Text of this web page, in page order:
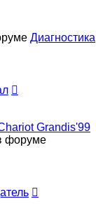
Диагностика
Grandis'99
форуме